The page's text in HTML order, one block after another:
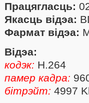
Працягласць:
Якасць відэа:
Фармат відэа:
Відэа:
кодэк: H.264
памер кадра:
бітрэйт: 4997